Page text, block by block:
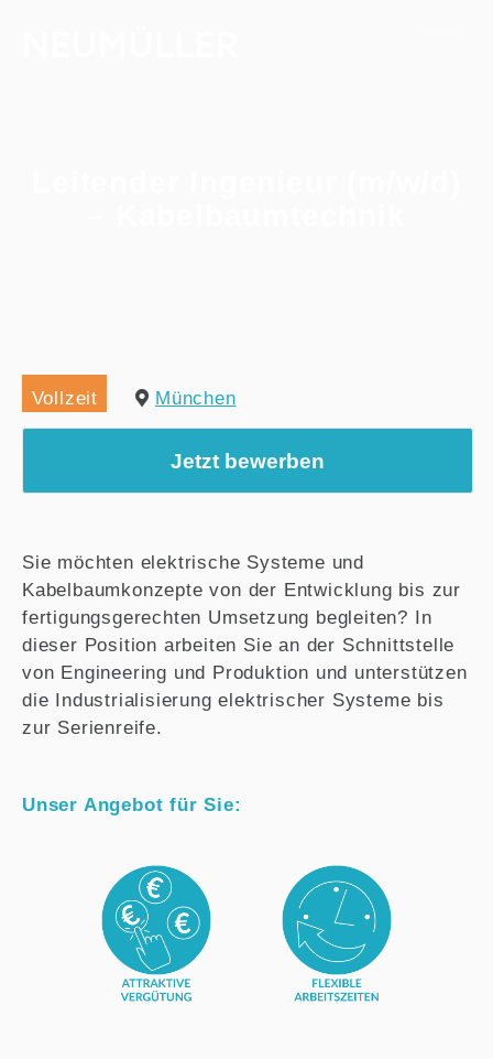
Vollzeit München
Jetzt bewerben
Sie möchten elektrische Systeme und
Kabelbaumkonzepte von der Entwicklung bis zur
fertigungsgerechten Umsetzung begleiten? In
dieser Position arbeiten Sie an der Schnittstelle
von Engineering und Produktion und unterstützen
die Industrialisierung elektrischer Systeme bis
zur Serienreife.
Unser Angebot für Sie: